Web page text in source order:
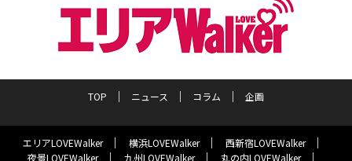
TOP ニュース コラム 企画
エリアLOVEWalker 横浜LOVEWalker
西新宿LOVEWalker
夜景LOVEWalker
九州LOVEWalker 丸の内LOVEWalker